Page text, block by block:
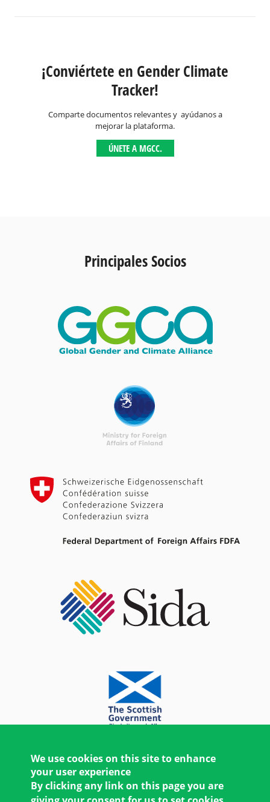
¡Conviértete en Gender Climate
Tracker!
Comparte documentos relevantes y ayúdanos a
mejorar la plataforma.
ÚNETE A MGCC.
Principales Socios
We use cookies on this site to enhance
your user experience
By clicking any link on this page you are